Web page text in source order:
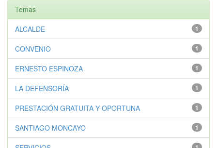
Temas
1
ALCALDE
1
CONVENIO
1
ERNESTO ESPINOZA
1
LA DEFENSORÍA
1
PRESTACIÓN GRATUITA Y OPORTUNA
1
SANTIAGO MONCAYO